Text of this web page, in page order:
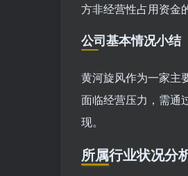
方非经营性占用资金
公司基本情况小结
黄河旋风作为一家主
面临经营压力，需通
现。
所属行业状况分